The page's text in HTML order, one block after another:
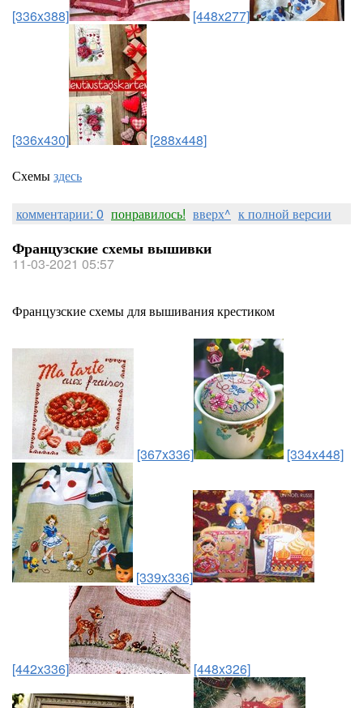
[336x388] [448x277]
[336x430]
[288x448]
Схемыздесь
комментарии: 0 понравилось! вверх^ к полной версии
Французские схемы вышивки
11-03-2021 05:57
Французские схемы для вышивания крестиком
[367x336] [334x448]
[339x336]
[442x336] [448x326]